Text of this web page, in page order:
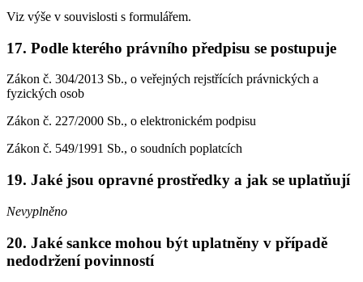
Viz výše v souvislosti s formulářem.
17. Podle kterého právního předpisu se postupuje
Zákon č. 304/2013 Sb., o veřejných rejstřících právnických a
fyzických osob
Zákon č. 227/2000 Sb., o elektronickém podpisu
Zákon č. 549/1991 Sb., o soudních poplatcích
19. Jaké jsou opravné prostředky a jak se uplatňují
Nevyplněno
20. Jaké sankce mohou být uplatněny v případě
nedodržení povinností